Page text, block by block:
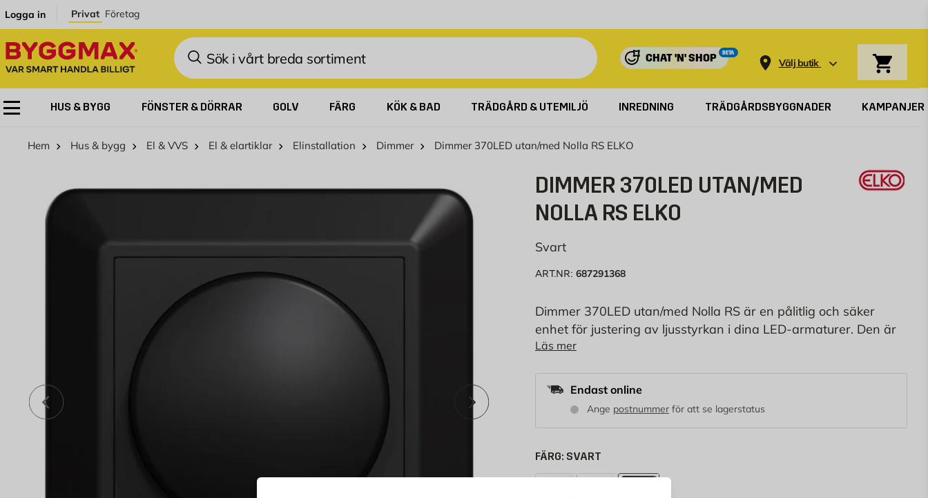
Logga in Privat Företag
Sök
CHAT 'N' SHOP
BETA
Välj butik
HUS & BYGG FÖNSTER & DÖRRAR GOLV FÄRG KÖK & BAD TRÄDGÅRD & UTEMILJÖ INREDNING TRÄDGÅRDSBYGGNADER KAMPANJER
Hem Hus & bygg El & VVS El & elartiklar Elinstallation Dimmer Dimmer 370LED utan/med Nolla RS ELKO
Föregående Nästa
DIMMER 370LED UTAN/MED
NOLLA RS ELKO
Svart
ART.NR: 687291368
Dimmer 370LED utan/med Nolla RS är en pålitlig och säker
enhet för justering av ljusstyrkan i dina LED-armaturer. Den är
konstruerad för att klara av bruk utan eller med nolla och är
Läs mer
Endast online
Ange postnummer för att se lagerstatus
FÄRG: SVART
Fjällvit Renvit Svart